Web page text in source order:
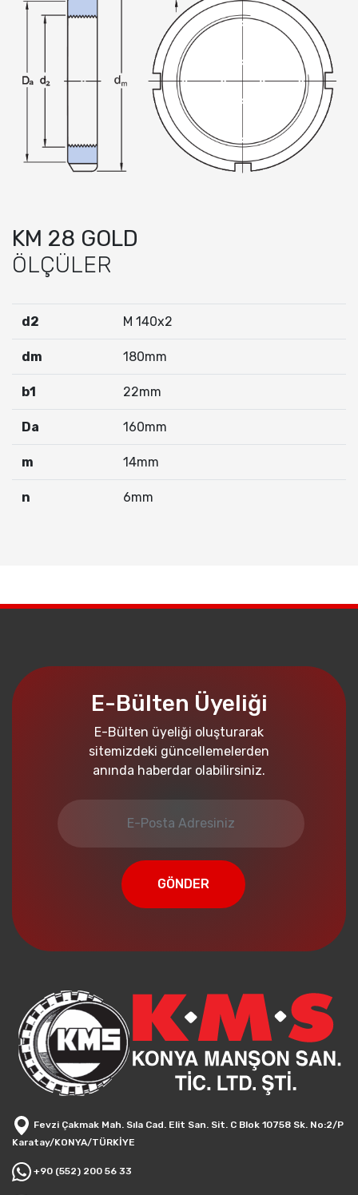
KM 28 GOLD
ÖLÇÜLER
d2 M 140x2
dm 180mm
b1 22mm
Da 160mm
m 14mm
n 6mm
E-Bülten Üyeliği
E-Bülten üyeliği oluşturarak
sitemizdeki güncellemelerden
anında haberdar olabilirsiniz.
GÖNDER
Fevzi Çakmak Mah. Sıla Cad. Elit San. Sit. C Blok 10758 Sk. No:2/P
Karatay/KONYA/TÜRKİYE
+90 (552) 200 56 33